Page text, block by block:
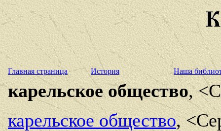
Главная страница История Наша
карельское общество,
карельское общество,